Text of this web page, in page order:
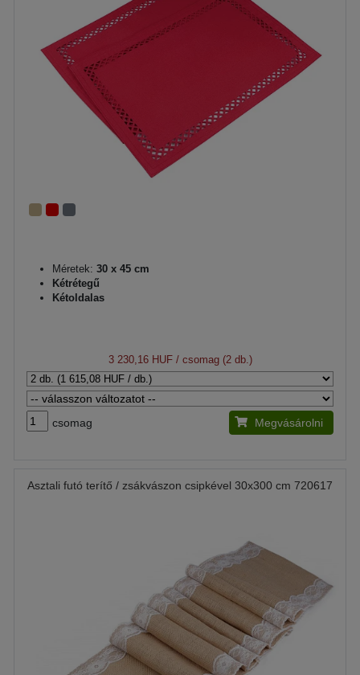
Méretek: 30 x 45 cm
Kétrétegű
Kétoldalas
3 230,16 HUF/ csomag (2 db.)
csomag Megvásárolni
Asztali futó terítő / zsákvászon csipkével 30x300 cm 720617